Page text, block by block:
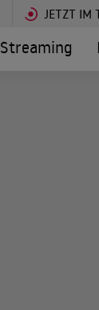
JETZT IM
Streaming